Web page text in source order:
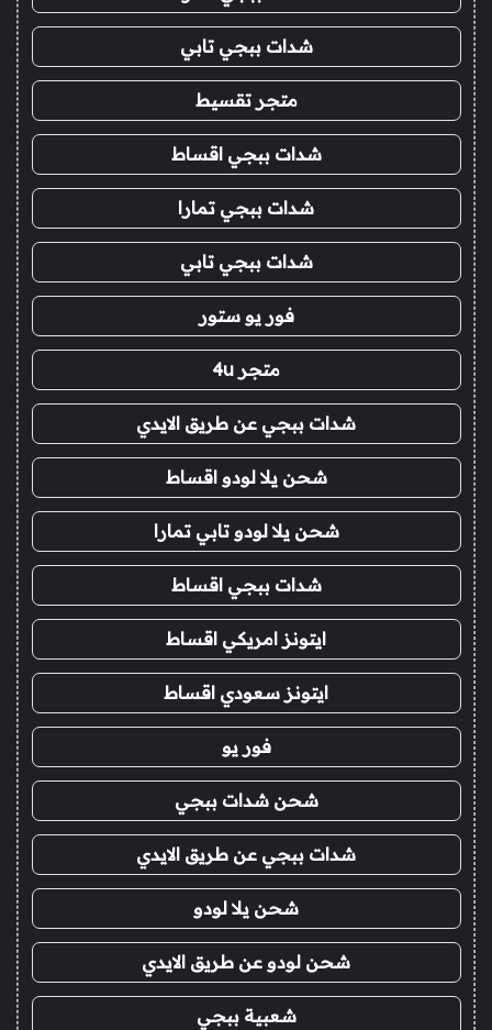
شدات ببجي تابي
متجر تقسيط
شدات ببجي اقساط
شدات ببجي تمارا
شدات ببجي تابي
فور يو ستور
متجر 4u
شدات ببجي عن طريق الايدي
شحن يلا لودو اقساط
شحن يلا لودو تابي تمارا
شدات ببجي اقساط
ايتونز امريكي اقساط
ايتونز سعودي اقساط
فور يو
شحن شدات ببجي
شدات ببجي عن طريق الايدي
شحن يلا لودو
شحن لودو عن طريق الايدي
شعبية ببجي